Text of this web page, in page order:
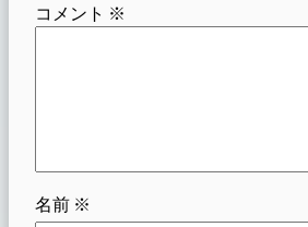
コメント ※
名前 ※